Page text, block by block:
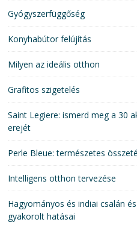
Gyógyszerfüggőség
Konyhabútor felújítás
Milyen az ideális otthon
Grafitos szigetelés
Saint Legiere: ismerd meg a 30
erejét
Perle Bleue: természetes
Intelligens otthon tervezése
Hagyományos és indiai csalán
gyakorolt hatásai